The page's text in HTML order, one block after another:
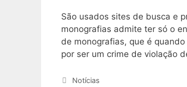
São usados sites de busca e
monografias admite ter só o
de monografias, que é
por ser um crime de violação
Categorias
Notícias